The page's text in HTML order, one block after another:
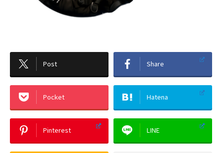
Post Share
Pocket Hatena
Pinterest LINE